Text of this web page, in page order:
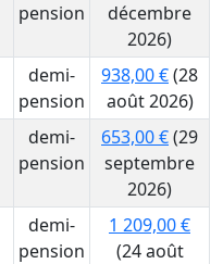
pension
décembre
2026)
demi-
pension
938,00 €(28
août 2026)
demi-
pension
653,00 €(29
septembre
2026)
demi-
pension
1 209,00 €
(24 août